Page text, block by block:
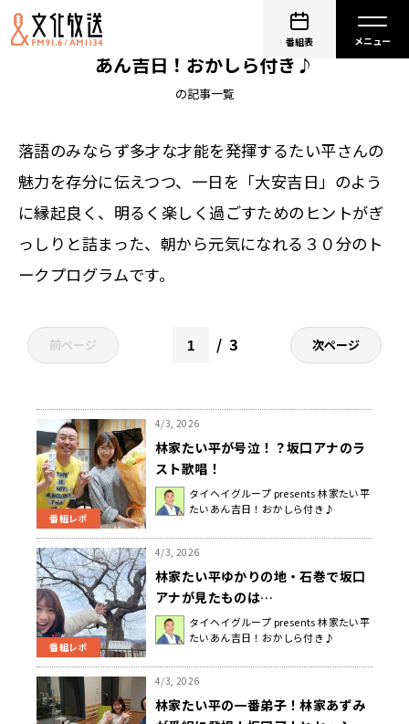
番組表
タイヘイグループ presents 林家たい平 たい
あん吉日！おかしら付き♪
の記事一覧
落語のみならず多才な才能を発揮するたい平さんの
魅力を存分に伝えつつ、一日を「大安吉日」のよう
に縁起良く、明るく楽しく過ごすためのヒントがぎ
っしりと詰まった、朝から元気になれる３０分のト
ークプログラムです。
前ページ 3 次ページ
番組レポ
4/3, 2026
林家たい平が号泣！？坂口アナのラ
スト歌唱！
タイヘイグループ presents 林家たい平
たいあん吉日！おかしら付き♪
番組レポ
4/3, 2026
林家たい平ゆかりの地・石巻で坂口
アナが見たものは…
タイヘイグループ presents 林家たい平
たいあん吉日！おかしら付き♪
4/3, 2026
林家たい平の一番弟子！林家あずみ